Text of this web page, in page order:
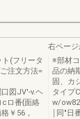
(フリータ
注文方法=
図JV'-v.ヘ
cロ番{面絡
￥56，
右ペー
※部材
品の納
固、カ
タイプ
w/
￨同"日